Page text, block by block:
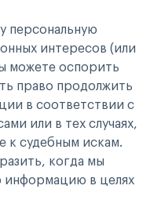
персональную
интересов (или
можете оспорить
право продолжить
в соответствии с
или в тех случаях,
к судебным искам.
когда мы
информацию в целях